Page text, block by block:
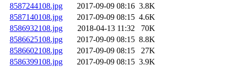
8587244108.jpg
2017-09-09 08:16 3.8K
8587140108.jpg
2017-09-09 08:15 4.6K
8586932108.jpg
2018-04-13 11:32
70K
8586625108.jpg
2017-09-09 08:15 8.8K
8586602108.jpg
2017-09-09 08:15
27K
8586399108.jpg
2017-09-09 08:15 3.9K